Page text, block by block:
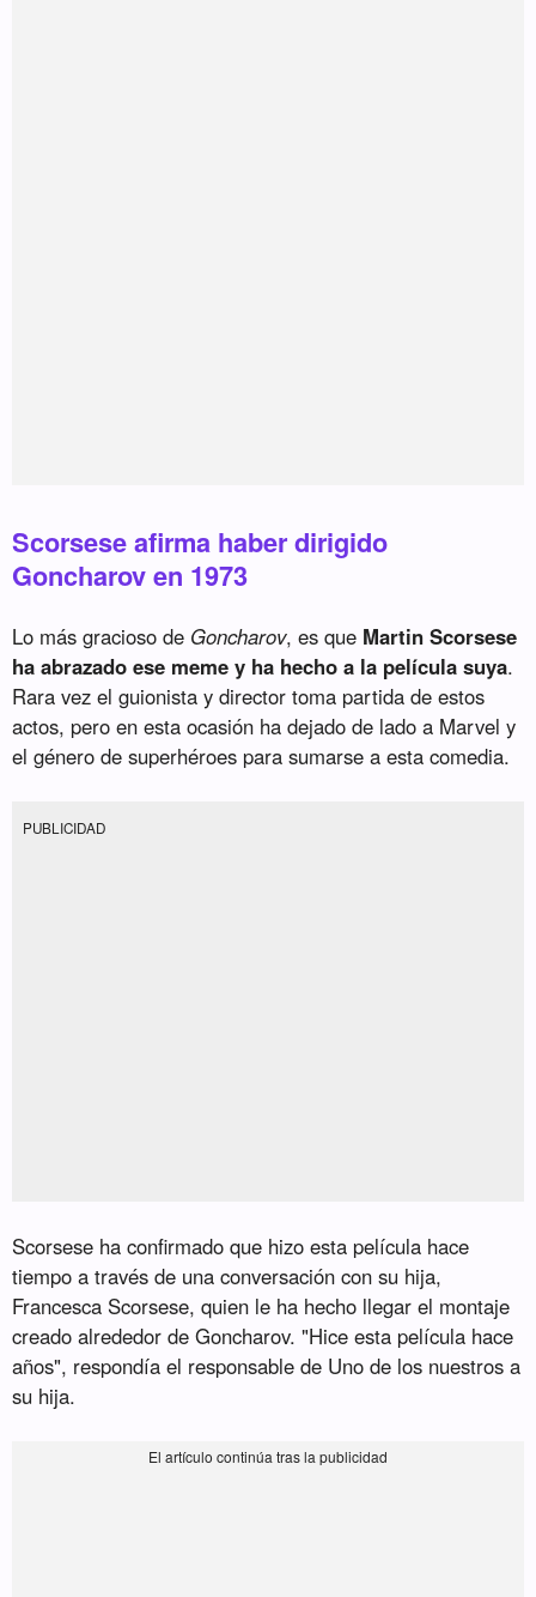
Scorsese afirma haber dirigido
Goncharov en 1973
Lo más gracioso de Goncharov, es que Martin Scorsese
ha abrazado ese meme y ha hecho a la película suya.
Rara vez el guionista y director toma partida de estos
actos, pero en esta ocasión ha dejado de lado a Marvel y
el género de superhéroes para sumarse a esta comedia.
PUBLICIDAD
Scorsese ha confirmado que hizo esta película hace
tiempo a través de una conversación con su hija,
Francesca Scorsese, quien le ha hecho llegar el montaje
creado alrededor de Goncharov. "Hice esta película hace
años", respondía el responsable de Uno de los nuestros a
su hija.